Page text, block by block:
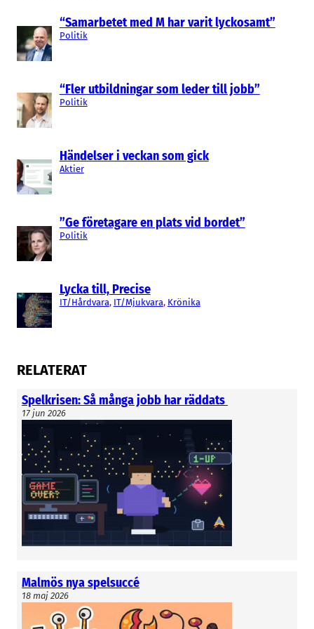
“Samarbetet med M har varit lyckosamt”
Politik
“Fler utbildningar som leder till jobb”
Politik
Händelser i veckan som gick
Aktier
”Ge företagare en plats vid bordet”
Politik
Lycka till, Precise
IT/Hårdvara, IT/Mjukvara, Krönika
Erik Robertson tror att det totala besöksantalet
kommer att landa kring 3000 människor över
konferensens tre dagar.
Branschens stålbad märks även av i Nordic
Game Ventures, som investerar i branschen och
leds av Erik Robertson.
– Vi startade för sex år sedan och har haft tre
konkurser sedan dess. Så vi har fått skriva ner
våra tillgångar men har gott hopp i det som
finns kvar.
RELATERAT
Spelkrisen: Så många jobb har räddats
17 jun 2026
Malmös nya spelsuccé
18 maj 2026